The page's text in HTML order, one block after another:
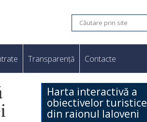
Transparență Contacte
Harta interactivă a
obiectivelor turistice
din raionul Ialoveni